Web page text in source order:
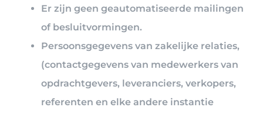
Er zijn geen geautomatiseerde mailingen
of besluitvormingen.
Persoonsgegevens van zakelijke relaties,
(contactgegevens van medewerkers van
opdrachtgevers, leveranciers, verkopers,
referenten en elke andere instantie